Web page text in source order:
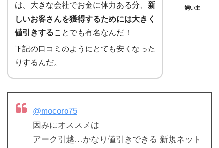
は、大きな会社でお金に体力ある分、 新
しいお客さんを獲得するためには大きく
値引きすることでも有名なんだ！
下記の口コミのようにとても安くなった
りするんだ。
飼い主
@mocoro75
因みにオススメは
アーク引越…かなり値引きできる 新規ネット